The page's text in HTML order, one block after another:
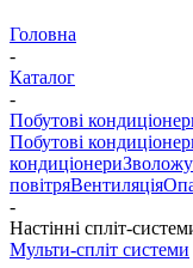
Головна
-
Каталог
-
Побутові
Побутові
кондиціонери
повітряВентиляція
-
Настінні спліт-
Мульти-спліт системи